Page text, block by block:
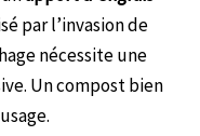
par l’invasion de
nécessite une
Un compost bien